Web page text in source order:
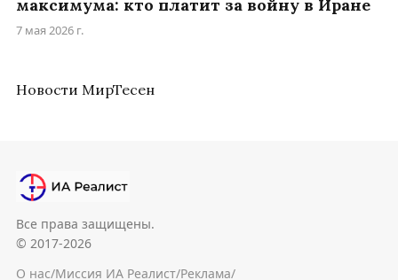
максимума: кто платит за войну в Иране
7 мая 2026 г.
Новости МирТесен
Все права защищены.
© 2017-2026
О нас/Миссия ИА Реалист/Реклама/